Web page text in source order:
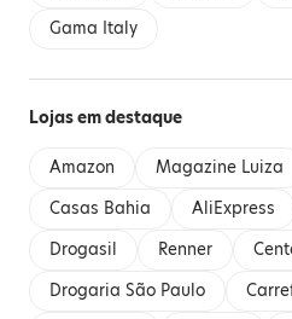
Gama Italy
Lojas em destaque
Amazon Magazine Luiza
Casas Bahia
AliExpress
Drogasil
Renner
Drogaria São Paulo